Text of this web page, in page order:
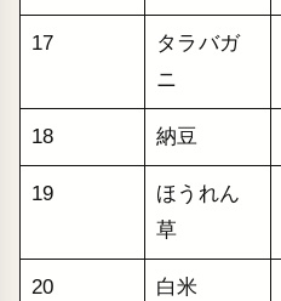
17
タラバガ
ニ
18 納豆
19
ほうれん
草
20 白米